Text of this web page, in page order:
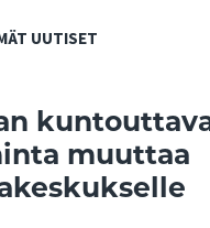
UUTISET
muuttaa